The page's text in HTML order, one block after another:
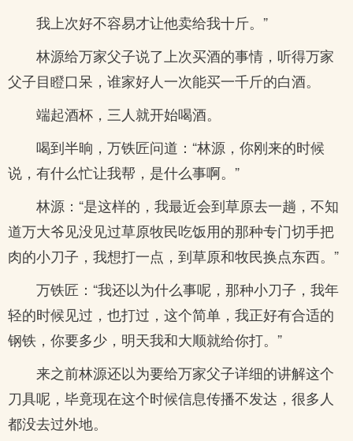
我上次好不容易才让他卖给我十斤。”
林源给万家父子说了上次买酒的事情，听得万家
父子目瞪口呆，谁家好人一次能买一千斤的白酒。
端起酒杯，三人就开始喝酒。
喝到半晌，万铁匠问道：“林源，你刚来的时候
说，有什么忙让我帮，是什么事啊。”
林源：“是这样的，我最近会到草原去一趟，不知
道万大爷见没见过草原牧民吃饭用的那种专门切手把
肉的小刀子，我想打一点，到草原和牧民换点东西。”
万铁匠：“我还以为什么事呢，那种小刀子，我年
轻的时候见过，也打过，这个简单，我正好有合适的
钢铁，你要多少，明天我和大顺就给你打。”
来之前林源还以为要给万家父子详细的讲解这个
刀具呢，毕竟现在这个时候信息传播不发达，很多人
都没去过外地。